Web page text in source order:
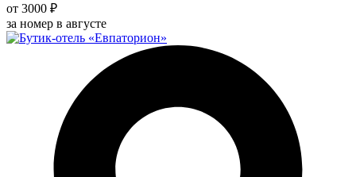
от 3000 ₽
за номер в августе